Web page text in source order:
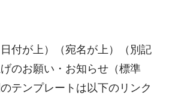
付が上）（宛名が上）（別記
のお願い・お知らせ（標準
テンプレートは以下のリンク